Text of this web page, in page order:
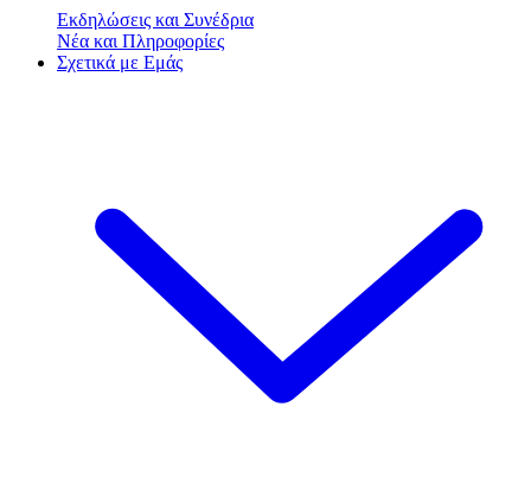
Εκδηλώσεις και Συνέδρια
Νέα και Πληροφορίες
Σχετικά με Εμάς